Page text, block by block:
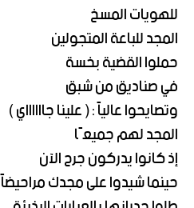
للهويات المسخ
المجد للباعة المتجولين
حملوا القضية بخسة
في صناديق من شبق
وتصايحوا عالياً : ( علينا جااااااي )
المجد لهم جميعًا
إذ كانوا يدركون جرح الآن
حينما شيدوا على مجدك مراحيضاً